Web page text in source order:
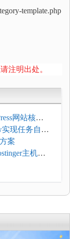
template.php
注明出处。
网站核心
实现任务自动
案
主机一